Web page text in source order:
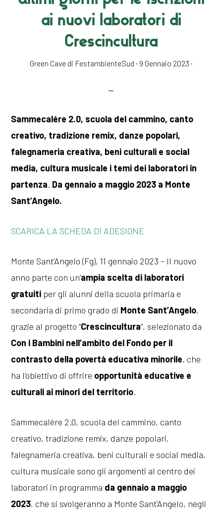
ai nuovi laboratori di
Crescincultura
Green Cave di FestambienteSud · 9 Gennaio 2023 ·
Sammecalére 2.0, scuola del cammino, canto
creativo, tradizione remix, danze popolari,
falegnameria creativa, beni culturali e social
media, cultura musicale i temi dei laboratori in
partenza. Da gennaio a maggio 2023 a Monte
Sant’Angelo.
SCARICA LA SCHEDA DI ADESIONE
Monte Sant’Angelo (Fg), 11 gennaio 2023 – Il nuovo
anno parte con un’ampia scelta di laboratori
gratuiti per gli alunni della scuola primaria e
secondaria di primo grado di Monte Sant’Angelo,
grazie al progetto “Crescincultura”, selezionato da
Con i Bambini nell’ambito del Fondo per il
contrasto della povertà educativa minorile, che
ha l’obiettivo di offrire opportunità educative e
culturali ai minori del territorio.
Sammecalére 2.0, scuola del cammino, canto
creativo, tradizione remix, danze popolari,
falegnameria creativa, beni culturali e social media,
cultura musicale sono gli argomenti al centro dei
laboratori in programma da gennaio a maggio
2023, che si svolgeranno a Monte Sant’Angelo, negli